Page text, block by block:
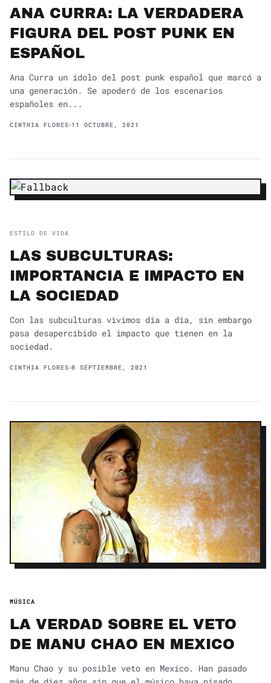
ANA CURRA: LA VERDADERA
FIGURA DEL POST PUNK EN
ESPAÑOL
Ana Curra un ídolo del post punk español que marcó a
una generación. Se apoderó de los escenarios
españoles en...
CINTHIA FLORES 11 OCTUBRE, 2021
ESTILO DE VIDA
LAS SUBCULTURAS:
IMPORTANCIA E IMPACTO EN
LA SOCIEDAD
Con las subculturas vivimos día a día, sin embargo
pasa desapercibido el impacto que tienen en la
sociedad.
CINTHIA FLORES 8 SEPTIEMBRE, 2021
MÚSICA
LA VERDAD SOBRE EL VETO
DE MANU CHAO EN MEXICO
Manu Chao y su posible veto en Mexico. Han pasado